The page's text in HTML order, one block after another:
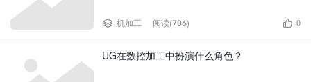
 机加工 阅读(706)  0
UG在数控加工中扮演什么角色？